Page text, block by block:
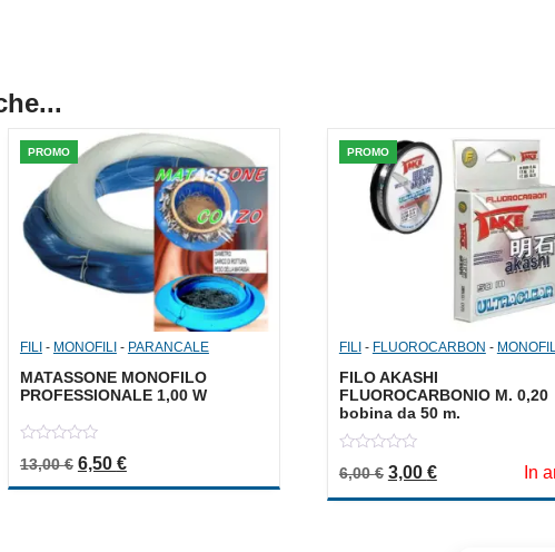
PROMO
FILI- MONOFILI- PARANCALE
MATASSONE MONOFILO
PROFESSIONALE 1,00 W
out
13,00€ Il prezzo originale era: 13,00 €.
6,50 €Il prezzo attuale è: 6,50 €.
PROMO
FILI- FLUOROCARBON -
FILO AKASHI
FLUOROCARBONIO M. 0,20
bobina da 50 m.
out
5
6,00€ Il prezzo originale
3,00 €Il prezzo In